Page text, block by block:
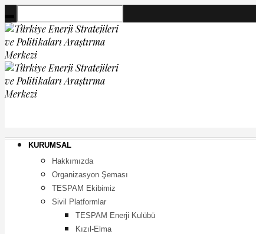
KURUMSAL
Hakkımızda
Organizasyon Şeması
TESPAM Ekibimiz
Sivil Platformlar
TESPAM Enerji Kulübü
Kızıl-Elma